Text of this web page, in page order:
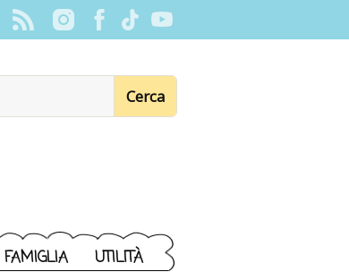
FAMIGLIA UTILITÀ